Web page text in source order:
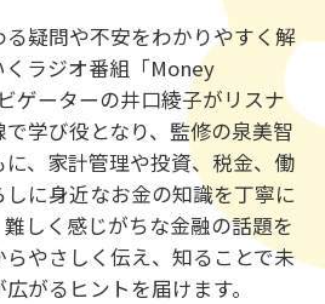
る疑問や不安をわかりやすく解
くラジオ番組「Money
ゲーターの井口綾子がリスナ
学び役となり、監修の泉美智
、家計管理や投資、税金、働
しに身近なお金の知識を丁寧に
しく感じがちな金融の話題を
らやさしく伝え、知ることで未
がるヒントを届けます。